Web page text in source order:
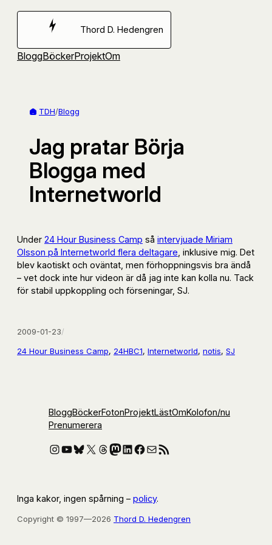
Hoppa
Thord D. Hedengren
BloggBöckerProjektOm
TDH/Blogg
Jag pratar Börja
Blogga med
Internetworld
Under 24 Hour Business Camp så intervjuade Miriam
Olsson på Internetworld flera deltagare , inklusive mig. Det
blev kaotiskt och oväntat, men förhoppningsvis bra ändå
– vet dock inte hur videon är då jag inte kan kolla nu. Tack
för stabil uppkoppling och förseningar, SJ.
2009-01-23/
24 Hour Business Camp, 24HBC1, Internetworld, notis, SJ
BloggBöckerFotonProjektLästOmKolofon/nu
Prenumerera
Instagram
YouTube
Bluesky
X Threads
Mastodon
LinkedIn
Facebook
E-postRSS-flöde
Inga kakor, ingen spårning – policy.
Copyright © 1997—2026 Thord D. Hedengren